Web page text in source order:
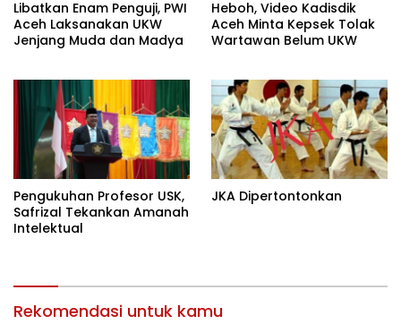
Libatkan Enam Penguji, PWI
Aceh Laksanakan UKW
Jenjang Muda dan Madya
Heboh, Video Kadisdik
Aceh Minta Kepsek Tolak
Wartawan Belum UKW
Pengukuhan Profesor USK,
Safrizal Tekankan Amanah
Intelektual
JKA Dipertontonkan
Rekomendasi untuk kamu